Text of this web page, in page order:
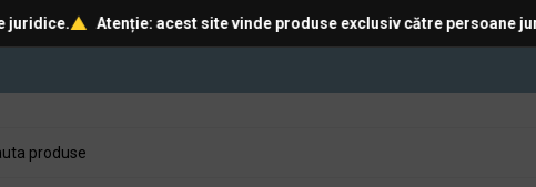
Atenție: acest site vinde produse exclusiv către persoane juridice.